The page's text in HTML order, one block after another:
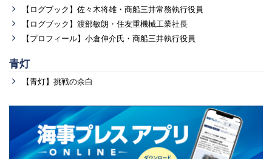
【ログブック】佐々木将雄・商船三井常務執行役員
【ログブック】渡部敏朗・住友重機械工業社長
【プロフィール】小倉伸介氏・商船三井執行役員
青灯
【青灯】挑戦の余白